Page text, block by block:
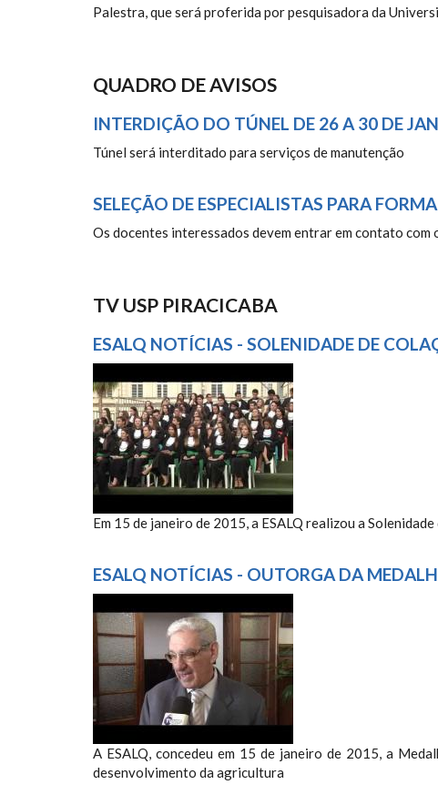
Palestra, que será proferida por pesquisadora da
QUADRO DE AVISOS
INTERDIÇÃO DO TÚNEL DE 26 A 30 DE
Túnel será interditado para serviços de manutenção
SELEÇÃO DE ESPECIALISTAS PARA
Os docentes interessados devem entrar em contato com
TV USP PIRACICABA
ESALQ NOTÍCIAS - SOLENIDADE DE
ESALQ NOTÍCIAS 25/2015 -
Em 15 de janeiro de 2015, a ESALQ realizou a
ESALQ NOTÍCIAS - OUTORGA DA
ESALQ NOTÍCIAS 26/2015 -
A ESALQ, concedeu em 15 de janeiro de 2015, a
desenvolvimento da agricultura